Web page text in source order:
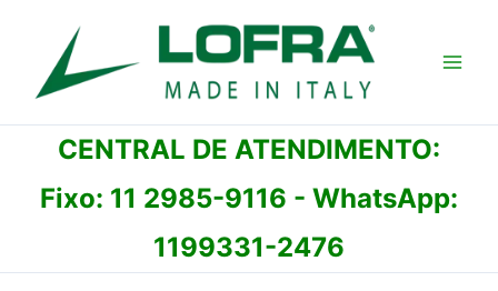
conteúdo
CENTRAL DE ATENDIMENTO:
Fixo: 11 2985-9116 - WhatsApp:
1199331-2476